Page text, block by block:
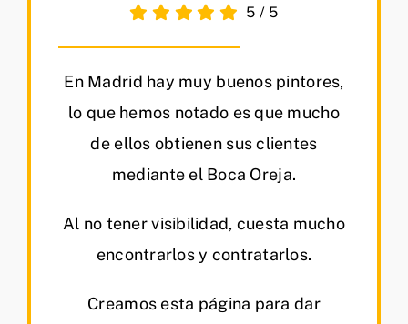
5 / 5
En Madrid hay muy buenos pintores,
lo que hemos notado es que mucho
de ellos obtienen sus clientes
mediante el Boca Oreja.
Al no tener visibilidad, cuesta mucho
encontrarlos y contratarlos.
Creamos esta página para dar